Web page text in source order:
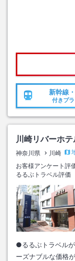
新幹線
付きプ
川崎リバーホテ
神奈川県 川崎
お客様アンケート評
るるぶトラベル評価
●るるぶトラベル
ーズナブルな価格